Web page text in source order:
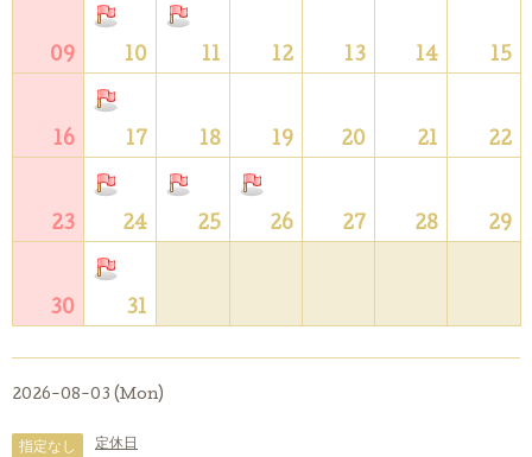
09 10 11 12 13 14 15
16 17 18 19 20 21 22
23 24 25 26 27 28 29
30 31
2026-08-03 (Mon)
指定なし 定休日